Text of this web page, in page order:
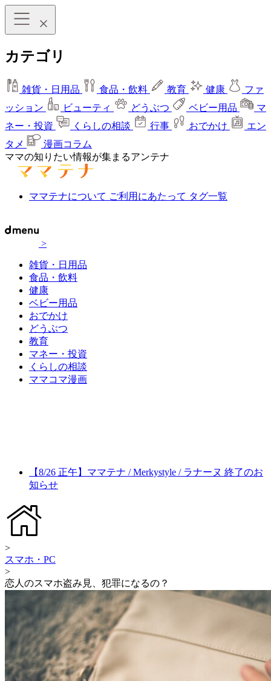
カテゴリ
雑貨・日用品 食品・飲料 教育 健康
ファ
ッション
ビューティ どうぶつ ベビー用品
マ
ネー・投資
くらしの相談 行事 おでかけ
エン
タメ
漫画コラム
ママの知りたい情報が集まるアンテナ
ママテナについて ご利用にあたって タグ一覧
>
雑貨・日用品
食品・飲料
健康
ベビー用品
おでかけ
どうぶつ
教育
マネー・投資
くらしの相談
ママコマ漫画
【8/26 正午】ママテナ / Merkystyle / ラナーヌ 終了のお
知らせ
>
スマホ・PC
>
恋人のスマホ盗み見、犯罪になるの？